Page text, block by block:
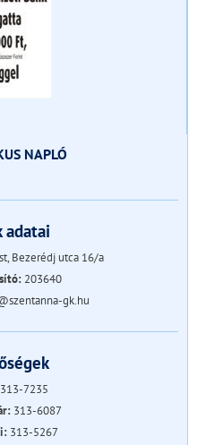
NAPLÓ
adatai
Bezerédj utca 16/a
203640
gk.hu
313-7235
313-6087
313-5267